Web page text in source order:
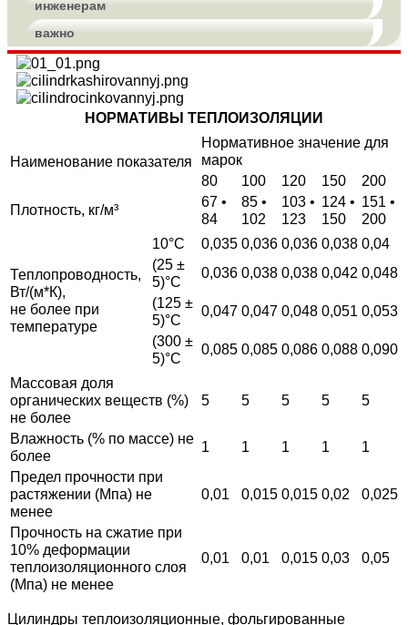
инженерам
важно
НОРМАТИВЫ ТЕПЛОИЗОЛЯЦИИ
Наименование показателя
Нормативное значение для
марок
80
100 120 150
200
Плотность, кг/м³
67 •
84
85 •
102
103 •
123
124 •
150
151 •
200
Теплопроводность,
Вт/(м*К),
не более при
температуре
10°С 0,035 0,036 0,036 0,038 0,04
(25 ±
5)°С
0,036 0,038 0,038 0,042 0,048
(125 ±
5)°С
0,047 0,047 0,048 0,051 0,053
(300 ±
5)°С
0,085 0,085 0,086 0,088 0,090
Массовая доля
органических веществ (%)
не более
5 5 5 5 5
Влажность (% по массе) не
более
1 1 1 1
1
Предел прочности при
растяжении (Мпа) не
менее
0,01 0,015 0,015 0,02 0,025
Прочность на сжатие при
10% деформации
теплоизоляционного слоя
(Мпа) не менее
0,01 0,01 0,015 0,03 0,05
Цилиндры теплоизоляционные, фольгированные